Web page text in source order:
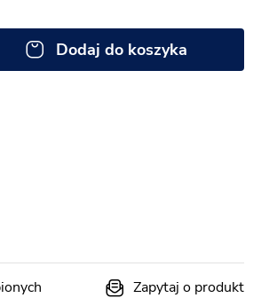
Dodaj do koszyka
Zapytaj o produkt